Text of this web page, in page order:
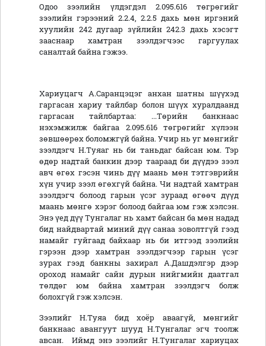
Одоо зээлийн үлдэгдэл 2.095.616 төгрөгийг
зээлийн гэрээний 2.2.4, 2.2.5 дахь мөн иргэний
хуулийн 242 дугаар зүйлийн 242.3 дахь хэсэгт
зааснаар хамтран зээлдэгчээс гаргуулах
саналтай байна гэжээ.
Хариуцагч А.Саранцэцэг анхан шатны шүүхэд
гаргасан хариу тайлбар болон шүүх хуралдаанд
гаргасан тайлбартаа: ...Төрийн банкнаас
нэхэмжилж байгаа 2.095.616 төгрөгийг хүлээн
зөвшөөрөх боломжгүй байна. Учир нь уг мөнгийг
зээлдэгч Н.Туяаг нь би таньдаг байсан юм. Тэр
өдөр надтай банкин дээр таараад би дүүдээ зээл
авч өгөх гэсэн чинь дүү маань мөн тэтгэврийн
хүн учир зээл өгөхгүй байна. Чи надтай хамтран
зээлдэгч болоод гарын үсэг зураад өгөөч дүүд
маань мөнгө хэрэг болоод байгаа юм гэж хэлсэн.
Энэ үед дүү Тунгалаг нь хамт байсан ба мөн надад
бид найдвартай миний дүү санаа зоволтгүй гээд
намайг гуйгаад байхаар нь би итгээд зээлийн
гэрээн дээр хамтран зээлдэгчээр гарын үсэг
зурах гээд банкны захирал А.Дашдэлгэр дээр
ороход намайг сайн дурын нийгмийн даатгал
төлдөг юм байна хамтран зээлдэгч болж
болохгүй гэж хэлсэн.
Зээлийг Н.Туяа бид хоёр аваагүй, мөнгийг
банкнаас авангуут шууд Н.Тунгалаг эгч тоолж
авсан. Иймд энэ зээлийг Н.Тунгалаг хариуцах